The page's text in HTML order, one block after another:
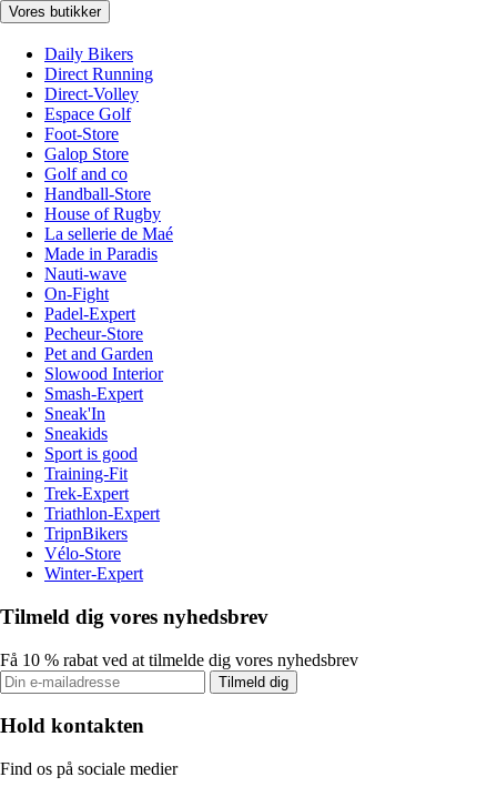
Vores butikker
Daily Bikers
Direct Running
Direct-Volley
Espace Golf
Foot-Store
Galop Store
Golf and co
Handball-Store
House of Rugby
La sellerie de Maé
Made in Paradis
Nauti-wave
On-Fight
Padel-Expert
Pecheur-Store
Pet and Garden
Slowood Interior
Smash-Expert
Sneak'In
Sneakids
Sport is good
Training-Fit
Trek-Expert
Triathlon-Expert
TripnBikers
Vélo-Store
Winter-Expert
Tilmeld dig vores nyhedsbrev
Få 10 % rabat ved at tilmelde dig vores nyhedsbrev
Tilmeld dig
Hold kontakten
Find os på sociale medier